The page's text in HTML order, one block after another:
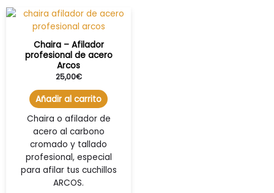
Chaira – Afilador
profesional de acero
Arcos
25,00€
Añadir al carrito
Chaira o afilador de
acero al carbono
cromado y tallado
profesional, especial
para afilar tus cuchillos
ARCOS.